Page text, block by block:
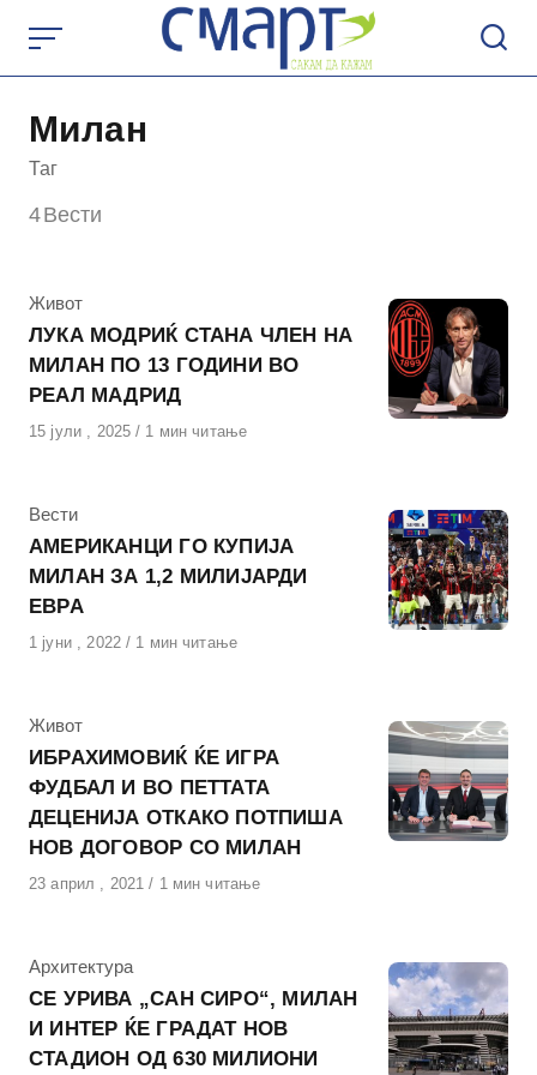
content
Милан
Таг
4Вести
КАтегорија
Живот
ЛУКА МОДРИЌ СТАНА ЧЛЕН НА
МИЛАН ПО 13 ГОДИНИ ВО
РЕАЛ МАДРИД
Објавено
15 јули , 2025 1 мин читање
КАтегорија
Вести
АМЕРИКАНЦИ ГО КУПИЈА
МИЛАН ЗА 1,2 МИЛИЈАРДИ
ЕВРА
Објавено
1 јуни , 2022 1 мин читање
КАтегорија
Живот
ИБРАХИМОВИЌ ЌЕ ИГРА
ФУДБАЛ И ВО ПЕТТАТА
ДЕЦЕНИЈА ОТКАКО ПОТПИША
НОВ ДОГОВОР СО МИЛАН
Објавено
23 април , 2021 1 мин читање
КАтегорија
Архитектура
СЕ УРИВА „САН СИРО“, МИЛАН
И ИНТЕР ЌЕ ГРАДАТ НОВ
СТАДИОН ОД 630 МИЛИОНИ